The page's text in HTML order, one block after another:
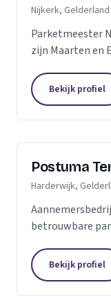
Nijkerk, Gelderland
Parketmeester
zijn Maarten en
aangesloten,
zelfstandige...
Bekijk profiel
Postuma
Harderwijk,
betrouwbare
om het
dakkapellen,...
Bekijk profiel